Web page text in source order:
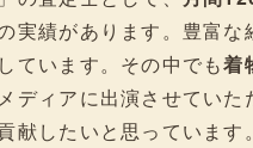
実績があります。豊富な
ています。その中でも着
ディアに出演させてい
献したいと思っていま